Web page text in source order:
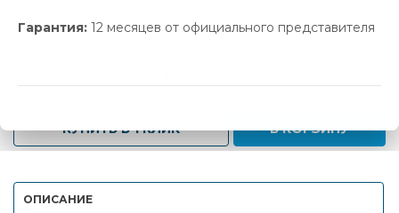
Гарантия: 12 месяцев от официального представителя
1 214.00 р. 1 278.00 р. 64.00 р.
КУПИТЬ В 1 КЛИК В КОРЗИНУ
ОПИСАНИЕ